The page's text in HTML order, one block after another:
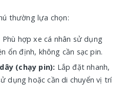
thường lựa chọn:
Phù hợp xe cá nhân sử dụng
ổn định, không cần sạc pin.
(chạy pin): Lắp đặt nhanh,
dụng hoặc cần di chuyển vị trí